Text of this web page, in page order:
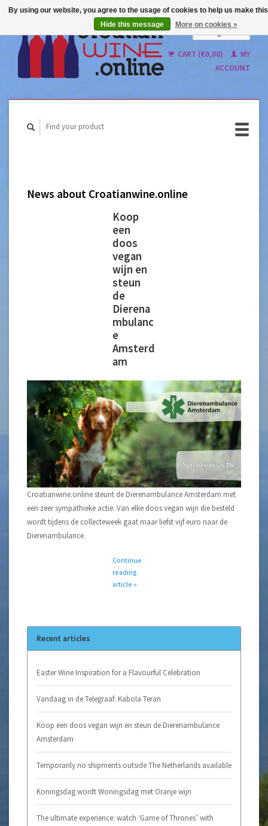
CART (€0,00)
MY
ACCOUNT
News about Croatianwine.online
Koop
een
doos
vegan
wijn en
steun
de
Dierena
mbulanc
e
Amsterd
am
Croatianwine.online steunt de Dierenambulance Amsterdam met
een zeer sympathieke actie. Van elke doos vegan wijn die besteld
wordt tijdens de collecteweek gaat maar liefst vijf euro naar de
Dierenambulance.
Continue
reading
article »
Recent articles
Easter Wine Inspiration for a Flavourful Celebration
Vandaag in de Telegraaf: Kabola Teran
Koop een doos vegan wijn en steun de Dierenambulance
Amsterdam
Temporarily no shipments outside The Netherlands available
Koningsdag wordt Woningsdag met Oranje wijn
The ultimate experience: watch ‘Game of Thrones’ with
By using our website, you agree to the usage of cookies to help us make
Hide this message
More on cookies »